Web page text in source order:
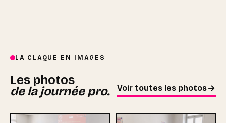
LA CLAQUE EN IMAGES
Les photos
de la journée pro. Voir toutes les photos